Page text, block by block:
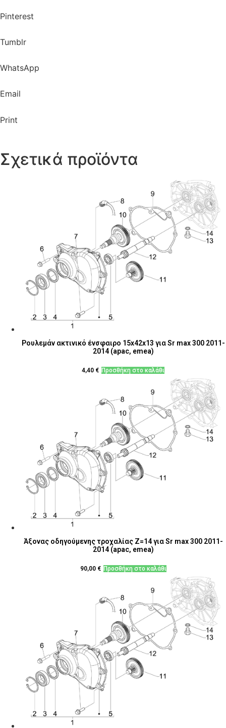
Pinterest
Tumblr
WhatsApp
Email
Print
Σχετικά προϊόντα
Ρουλεμάν ακτινικό ένσφαιρο 15x42x13 για Sr max 300 2011-
2014 (apac, emea)
4,40 € Προσθήκη στο καλάθι
Άξονας οδηγούμενης τροχαλίας Z=14 για Sr max 300 2011-
2014 (apac, emea)
90,00 € Προσθήκη στο καλάθι